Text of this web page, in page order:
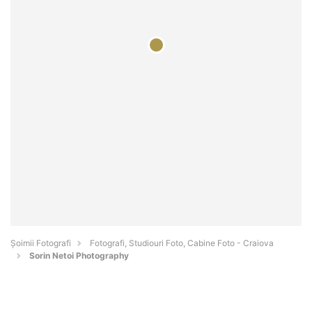
Șoimii Fotografi
Fotografi, Studiouri Foto, Cabine Foto - Craiova
Sorin Netoi Photography